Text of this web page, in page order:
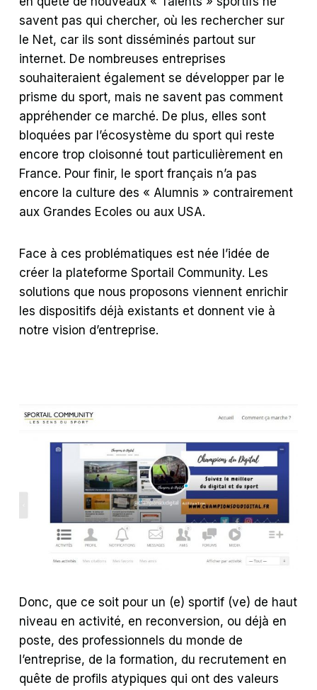
savent pas qui chercher, où les rechercher sur
le Net, car ils sont disséminés partout sur
internet. De nombreuses entreprises
souhaiteraient également se développer par le
prisme du sport, mais ne savent pas comment
appréhender ce marché. De plus, elles sont
bloquées par l’écosystème du sport qui reste
encore trop cloisonné tout particulièrement en
France. Pour finir, le sport français n’a pas
encore la culture des « Alumnis » contrairement
aux Grandes Ecoles ou aux USA.
Face à ces problématiques est née l’idée de
créer la plateforme Sportail Community. Les
solutions que nous proposons viennent enrichir
les dispositifs déjà existants et donnent vie à
notre vision d’entreprise.
Donc, que ce soit pour un (e) sportif (ve) de haut
niveau en activité, en reconversion, ou déjà en
poste, des professionnels du monde de
l’entreprise, de la formation, du recrutement en
quête de profils atypiques qui ont des valeurs